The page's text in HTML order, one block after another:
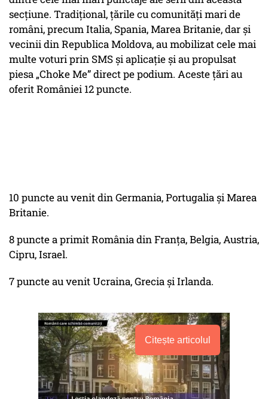
secțiune. Tradițional, țările cu comunități mari de
români, precum Italia, Spania, Marea Britanie, dar și
vecinii din Republica Moldova, au mobilizat cele mai
multe voturi prin SMS și aplicație și au propulsat
piesa „Choke Me” direct pe podium. Aceste țări au
oferit României 12 puncte.
10 puncte au venit din Germania, Portugalia și Marea
Britanie.
8 puncte a primit România din Franța, Belgia, Austria,
Cipru, Israel.
7 puncte au venit Ucraina, Grecia și Irlanda.
Citește articolul